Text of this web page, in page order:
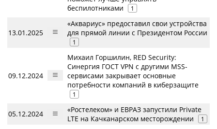
беспилотниками
1
13.01.2025
«Аквариус» предоставил свои устройства
для прямой линии с Президентом России
1
09.12.2024
Михаил Горшилин, RED Security:
Синергия ГОСТ VPN c другими MSS-
сервисами закрывает основные
потребности компаний в киберзащите
1
05.12.2024
«Ростелеком» и ЕВРАЗ запустили Private
LTE на Качканарском месторождении
1